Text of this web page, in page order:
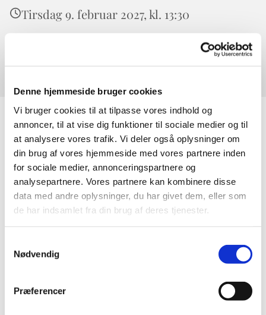
Denne hjemmeside bruger cookies
Vi bruger cookies til at tilpasse vores indhold og
annoncer, til at vise dig funktioner til sociale medier og til
at analysere vores trafik. Vi deler også oplysninger om
din brug af vores hjemmeside med vores partnere inden
for sociale medier, annonceringspartnere og
analysepartnere. Vores partnere kan kombinere disse
data med andre oplysninger, du har givet dem, eller som
de har indsamlet fra din brug af deres tjenester.
Nødvendig
Præferencer
Tirsdag 9. februar 2027, kl. 13:30
Værløse Sognegård, Højeloft Vænge 20,
3500 Værløse